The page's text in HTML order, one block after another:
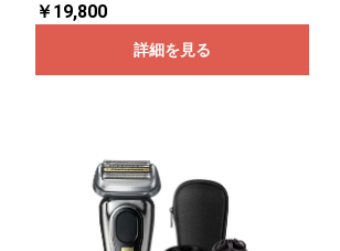
￥19,800
詳細を見る